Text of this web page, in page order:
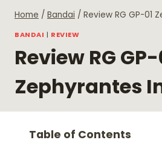
Home / Bandai / Review RG GP-01
BANDAI | REVIEW
Review RG GP-
Zephyrantes
Table of Contents